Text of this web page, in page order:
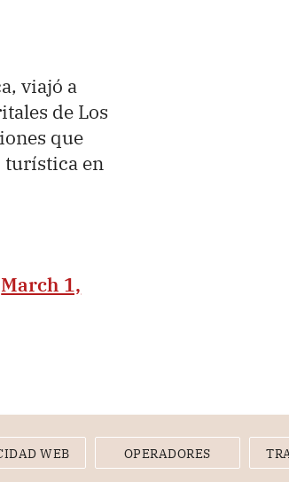
viajó a
de Los
que
turística en
March 1,
WEB OPERADORES